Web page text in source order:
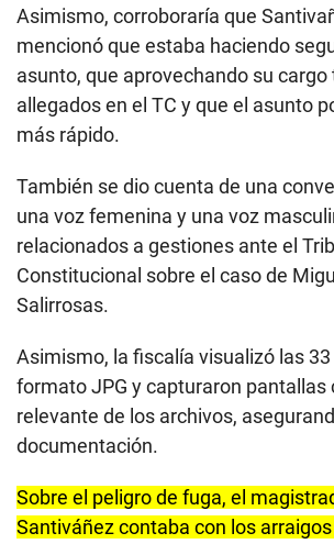
Asimismo, corroboraría que
mencionó que estaba haciendo
asunto, que aprovechando su
allegados en el TC y que el asunto
más rápido.
También se dio cuenta de una
una voz femenina y una voz
relacionados a gestiones ante el
Constitucional sobre el caso de
Salirrosas.
Asimismo, la fiscalía visualizó las
formato JPG y capturaron pantallas
relevante de los archivos,
documentación.
Sobre el peligro de fuga, el
Santiváñez contaba con los